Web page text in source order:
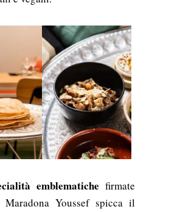
emblematiche firmate
Youssef spicca il